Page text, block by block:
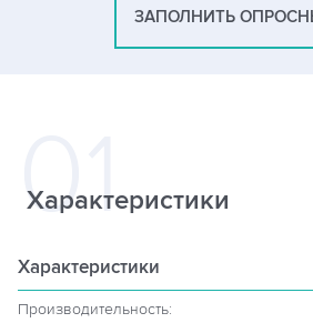
ЗАПОЛНИТЬ
Характеристики
Характеристики
Производительность: